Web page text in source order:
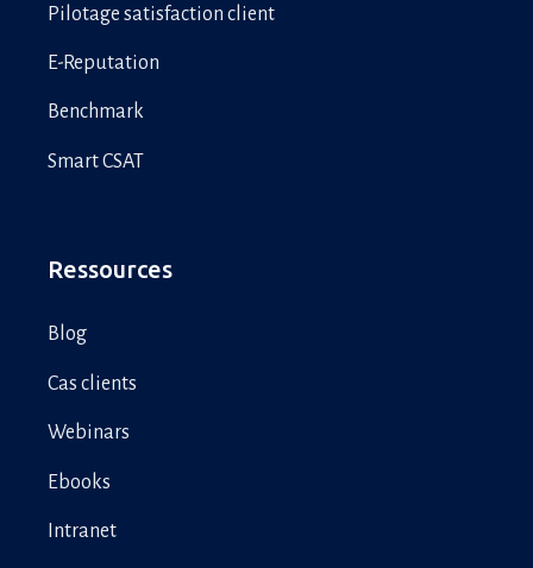
Pilotage satisfaction client
E-Reputation
Benchmark
Smart CSAT
Ressources
Blog
Cas clients
Webinars
Ebooks
Intranet